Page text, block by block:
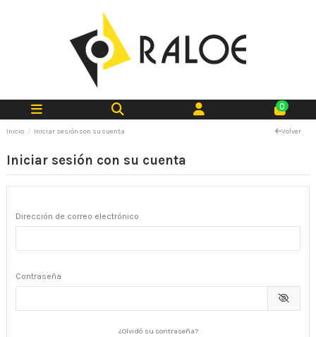
0
Inicio Iniciar sesión con su cuenta Volver
Iniciar sesión con su cuenta
Dirección de correo electrónico
Contraseña
¿Olvidó su contraseña?